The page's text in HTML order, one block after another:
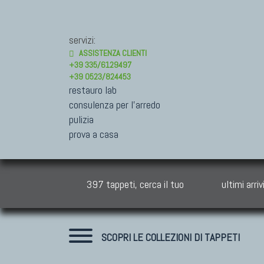
servizi:
ASSISTENZA CLIENTI
+39 335/6129497
+39 0523/824453
restauro lab
consulenza per l'arredo
pulizia
prova a casa
397 tappeti, cerca il tuo ultimi arrivi
SCOPRI LE COLLEZIONI DI TAPPETI